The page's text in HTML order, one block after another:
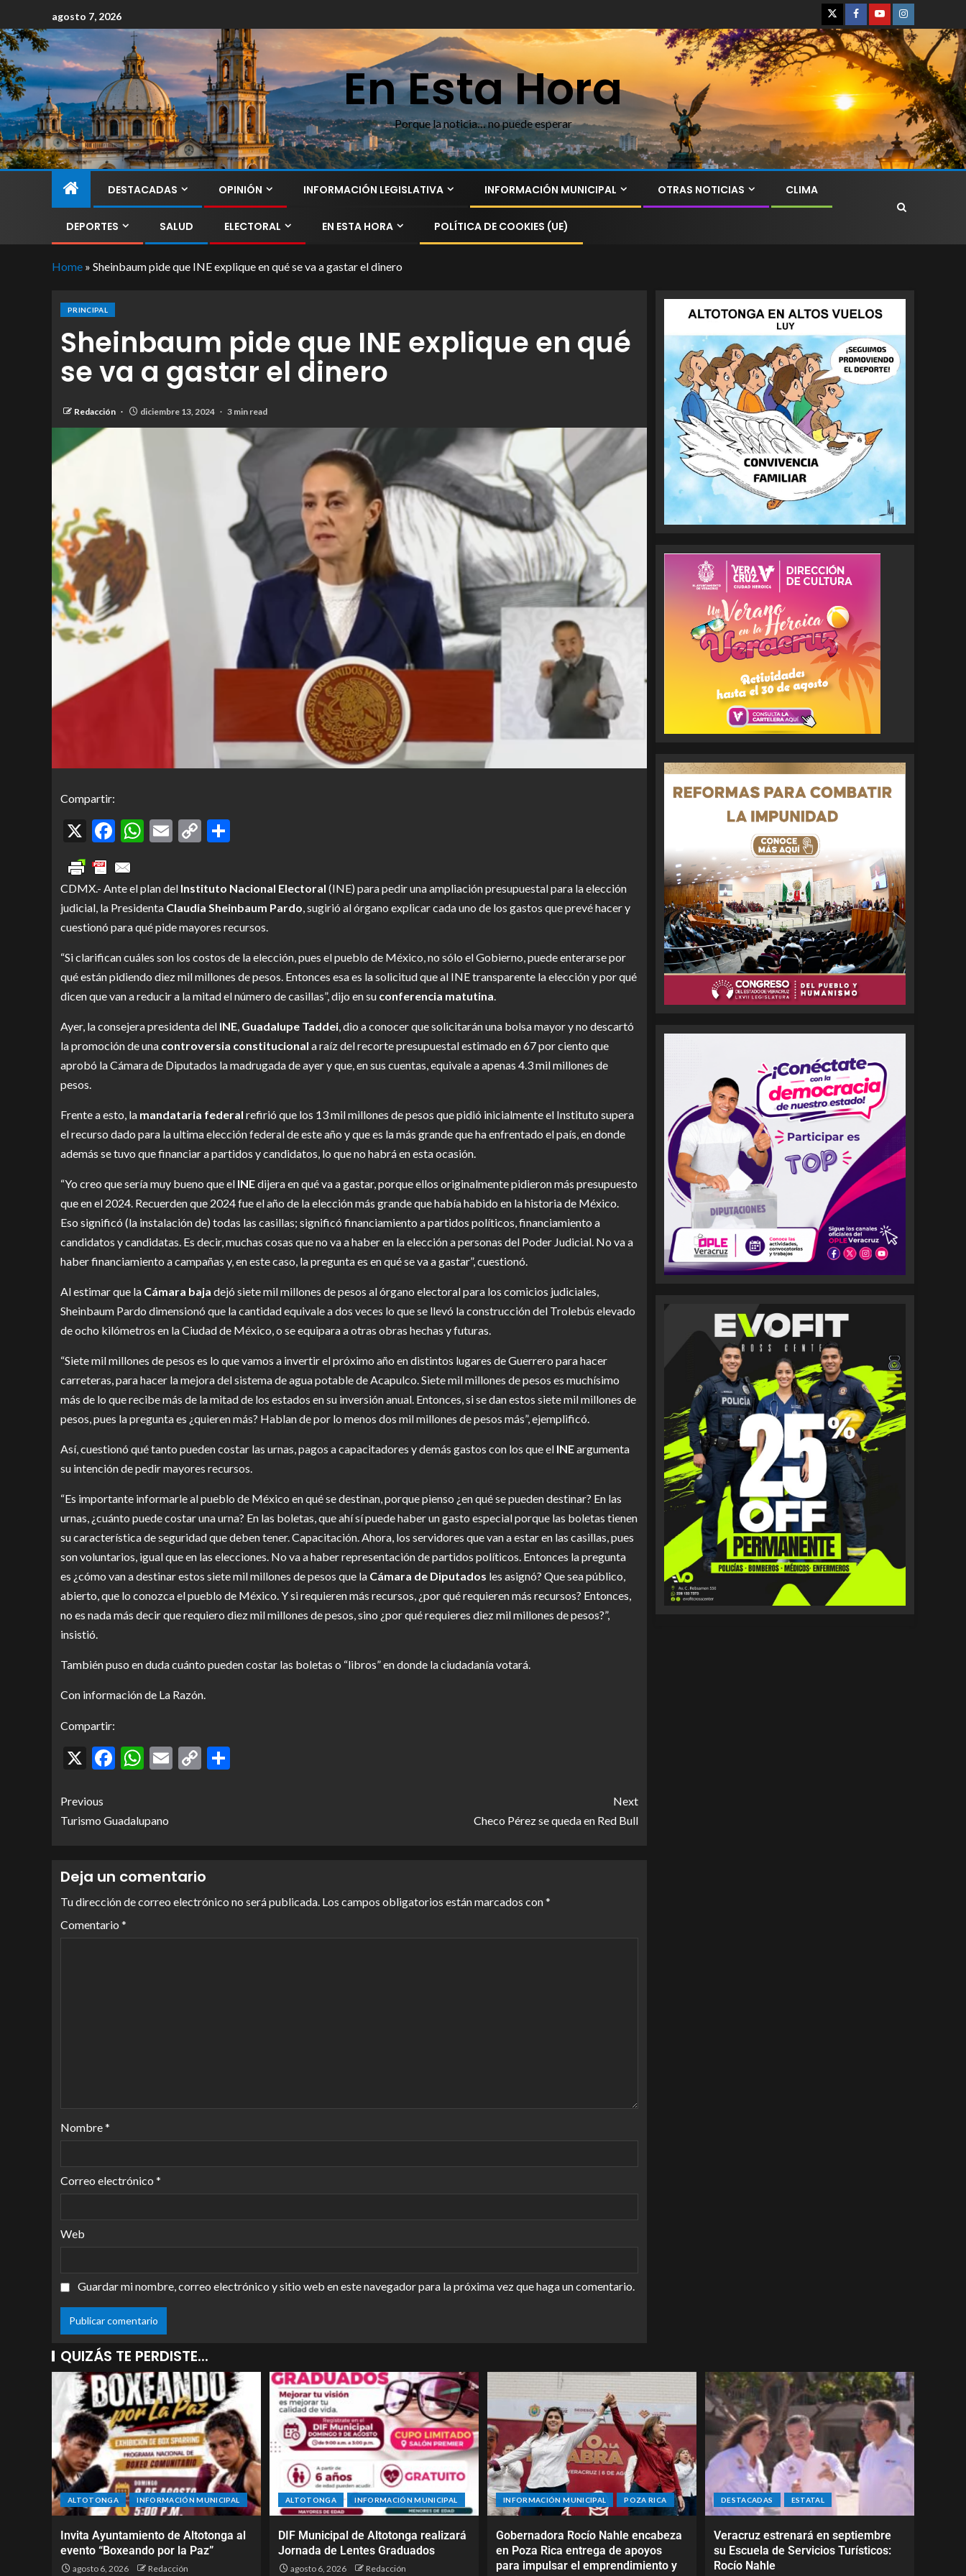
agosto 7, 2026
En Esta Hora
Porque la noticia… no puede esperar
DESTACADAS OPINIÓN INFORMACIÓN LEGISLATIVA INFORMACIÓN MUNICIPAL OTRAS NOTICIAS CLIMA
DEPORTES SALUD ELECTORAL EN ESTA HORA POLÍTICA DE COOKIES (UE)
Home » Sheinbaum pide que INE explique en qué se va a gastar el dinero
PRINCIPAL
Sheinbaum pide que INE explique en qué
se va a gastar el dinero
Redacción diciembre 13, 2024 3 min read
Compartir:
X Facebook
WhatsApp
Email
Copy
CDMX.- Ante el plan del Instituto Nacional Electoral (INE) para pedir una ampliación presupuestal para la elección
judicial, la Presidenta Claudia Sheinbaum Pardo, sugirió al órgano explicar cada uno de los gastos que prevé hacer y
cuestionó para qué pide mayores recursos.
“Si clarifican cuáles son los costos de la elección, pues el pueblo de México, no sólo el Gobierno, puede enterarse por
qué están pidiendo diez mil millones de pesos. Entonces esa es la solicitud que al INE transparente la elección y por qué
dicen que van a reducir a la mitad el número de casillas”, dijo en su conferencia matutina.
Ayer, la consejera presidenta del INE, Guadalupe Taddei, dio a conocer que solicitarán una bolsa mayor y no descartó
la promoción de una controversia constitucional a raíz del recorte presupuestal estimado en 67 por ciento que
aprobó la Cámara de Diputados la madrugada de ayer y que, en sus cuentas, equivale a apenas 4.3 mil millones de
pesos.
Frente a esto, la mandataria federal refirió que los 13 mil millones de pesos que pidió inicialmente el Instituto supera
el recurso dado para la ultima elección federal de este año y que es la más grande que ha enfrentado el país, en donde
además se tuvo que financiar a partidos y candidatos, lo que no habrá en esta ocasión.
“Yo creo que sería muy bueno que el INEdijera en qué va a gastar, porque ellos originalmente pidieron más presupuesto
que en el 2024. Recuerden que 2024 fue el año de la elección más grande que había habido en la historia de México.
Eso significó (la instalación de) todas las casillas; significó financiamiento a partidos políticos, financiamiento a
candidatos y candidatas. Es decir, muchas cosas que no va a haber en la elección a personas del Poder Judicial. No va a
haber financiamiento a campañas y, en este caso, la pregunta es en qué se va a gastar”, cuestionó.
Al estimar que la Cámara baja dejó siete mil millones de pesos al órgano electoral para los comicios judiciales,
Sheinbaum Pardo dimensionó que la cantidad equivale a dos veces lo que se llevó la construcción del Trolebús elevado
de ocho kilómetros en la Ciudad de México, o se equipara a otras obras hechas y futuras.
“Siete mil millones de pesos es lo que vamos a invertir el próximo año en distintos lugares de Guerrero para hacer
carreteras, para hacer la mejora del sistema de agua potable de Acapulco. Siete mil millones de pesos es muchísimo
más de lo que recibe más de la mitad de los estados en su inversión anual. Entonces, si se dan estos siete mil millones de
pesos, pues la pregunta es ¿quieren más? Hablan de por lo menos dos mil millones de pesos más”, ejemplificó.
Así, cuestionó qué tanto pueden costar las urnas, pagos a capacitadores y demás gastos con los que el INEargumenta
su intención de pedir mayores recursos.
“Es importante informarle al pueblo de México en qué se destinan, porque pienso ¿en qué se pueden destinar? En las
urnas, ¿cuánto puede costar una urna? En las boletas, que ahí sí puede haber un gasto especial porque las boletas tienen
su característica de seguridad que deben tener. Capacitación. Ahora, los servidores que van a estar en las casillas, pues
son voluntarios, igual que en las elecciones. No va a haber representación de partidos políticos. Entonces la pregunta
es ¿cómo van a destinar estos siete mil millones de pesos que la Cámara de Diputados les asignó? Que sea público,
abierto, que lo conozca el pueblo de México. Y si requieren más recursos, ¿por qué requieren más recursos? Entonces,
no es nada más decir que requiero diez mil millones de pesos, sino ¿por qué requieres diez mil millones de pesos?”,
insistió.
También puso en duda cuánto pueden costar las boletas o “libros” en donde la ciudadanía votará.
Con información de La Razón.
Compartir:
X Facebook
WhatsApp
Email
Copy
Previous
Turismo Guadalupano
Next
Checo Pérez se queda en Red Bull
Deja un comentario
Tu dirección de correo electrónico no será publicada. Los campos obligatorios están marcados con*
Comentario *
Nombre*
Correo electrónico *
Web
Guardar mi nombre, correo electrónico y sitio web en este navegador para la próxima vez que haga un comentario.
QUIZÁS TE PERDISTE...
ALTOTONGA INFORMACIÓN MUNICIPAL
Invita Ayuntamiento de Altotonga al
evento “Boxeando por la Paz”
agosto 6, 2026 Redacción
ALTOTONGA INFORMACIÓN MUNICIPAL
DIF Municipal de Altotonga realizará
Jornada de Lentes Graduados
agosto 6, 2026 Redacción
INFORMACIÓN MUNICIPAL POZA RICA
Gobernadora Rocío Nahle encabeza
en Poza Rica entrega de apoyos
para impulsar el emprendimiento y
DESTACADAS ESTATAL
Veracruz estrenará en septiembre
su Escuela de Servicios Turísticos:
Rocío Nahle